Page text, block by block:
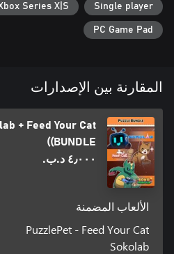
Single player
Series X|S
PC Game Pad
المقارنة بين الإصدارات
+ Feed Your Cat
(BUNDLE)
٤٫٠٠٠ د.ب.‏
الألعاب المضمنة
PuzzlePet - Feed Your Cat
Sokolab